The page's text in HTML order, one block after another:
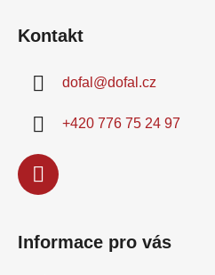
Kontakt
dofal @dofal.cz
+420 776 75 24 97
Informace pro vás